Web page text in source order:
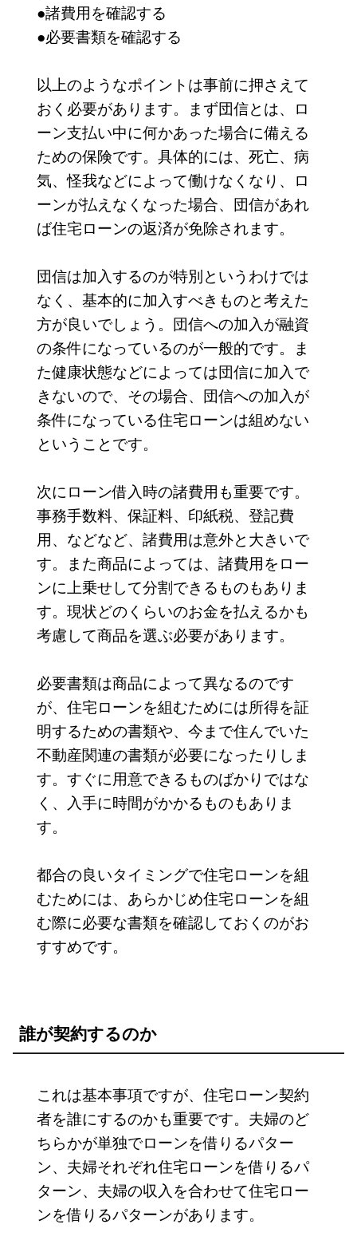
●諸費用を確認する
●必要書類を確認する
以上のようなポイントは事前に押さえて
おく必要があります。まず団信とは、ロ
ーン支払い中に何かあった場合に備える
ための保険です。具体的には、死亡、病
気、怪我などによって働けなくなり、ロ
ーンが払えなくなった場合、団信があれ
ば住宅ローンの返済が免除されます。
団信は加入するのが特別というわけでは
なく、基本的に加入すべきものと考えた
方が良いでしょう。団信への加入が融資
の条件になっているのが一般的です。ま
た健康状態などによっては団信に加入で
きないので、その場合、団信への加入が
条件になっている住宅ローンは組めない
ということです。
次にローン借入時の諸費用も重要です。
事務手数料、保証料、印紙税、登記費
用、などなど、諸費用は意外と大きいで
す。また商品によっては、諸費用をロー
ンに上乗せして分割できるものもありま
す。現状どのくらいのお金を払えるかも
考慮して商品を選ぶ必要があります。
必要書類は商品によって異なるのです
が、住宅ローンを組むためには所得を証
明するための書類や、今まで住んでいた
不動産関連の書類が必要になったりしま
す。すぐに用意できるものばかりではな
く、入手に時間がかかるものもありま
す。
都合の良いタイミングで住宅ローンを組
むためには、あらかじめ住宅ローンを組
む際に必要な書類を確認しておくのがお
すすめです。
誰が契約するのか
これは基本事項ですが、住宅ローン契約
者を誰にするのかも重要です。夫婦のど
ちらかが単独でローンを借りるパター
ン、夫婦それぞれ住宅ローンを借りるパ
ターン、夫婦の収入を合わせて住宅ロー
ンを借りるパターンがあります。